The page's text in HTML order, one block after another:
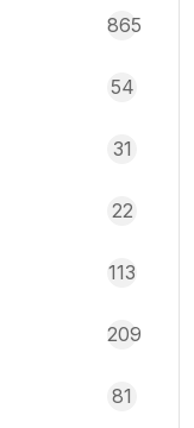
865
54
31
22
113
209
81